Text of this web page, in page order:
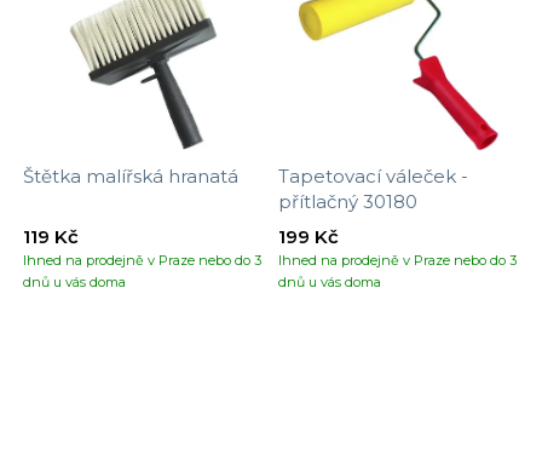
Štětka malířská hranatá
Ihned na prodejně v Praze nebo do 3
dnů u vás doma
119 Kč
Tapetovací váleček -
přítlačný 30180
Ihned na prodejně v Praze nebo do 3
dnů u vás doma
199 Kč